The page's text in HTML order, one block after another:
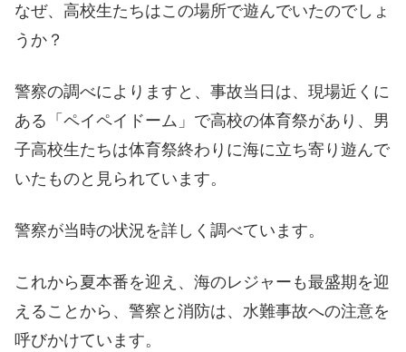
なぜ、高校生たちはこの場所で遊んでいたのでしょ
うか？
警察の調べによりますと、事故当日は、現場近くに
ある「ペイペイドーム」で高校の体育祭があり、男
子高校生たちは体育祭終わりに海に立ち寄り遊んで
いたものと見られています。
警察が当時の状況を詳しく調べています。
これから夏本番を迎え、海のレジャーも最盛期を迎
えることから、警察と消防は、水難事故への注意を
呼びかけています。